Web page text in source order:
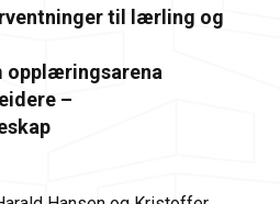
til lærling og
opplæringsarena
–